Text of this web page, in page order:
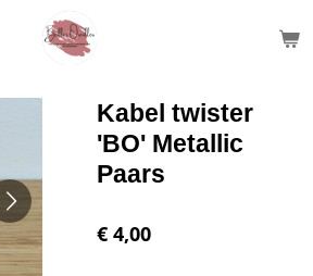
Kabel twister
'BO' Metallic
Paars
€ 4,00